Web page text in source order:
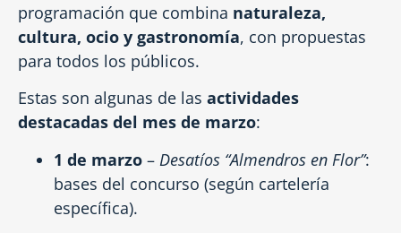
programación que combina naturaleza,
cultura, ocio y gastronomía, con propuestas
para todos los públicos.
Estas son algunas de las actividades
destacadas del mes de marzo:
1 de marzo – Desatíos “Almendros en Flor”:
bases del concurso (según cartelería
específica).